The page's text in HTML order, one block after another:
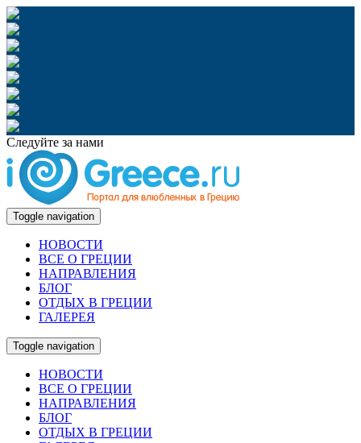
Следуйте за нами
Toggle navigation
НОВОСТИ
ВСЕ О ГРЕЦИИ
НАПРАВЛЕНИЯ
БЛОГ
ОТДЫХ В ГРЕЦИИ
ГАЛЕРЕЯ
Toggle navigation
НОВОСТИ
ВСЕ О ГРЕЦИИ
НАПРАВЛЕНИЯ
БЛОГ
ОТДЫХ В ГРЕЦИИ